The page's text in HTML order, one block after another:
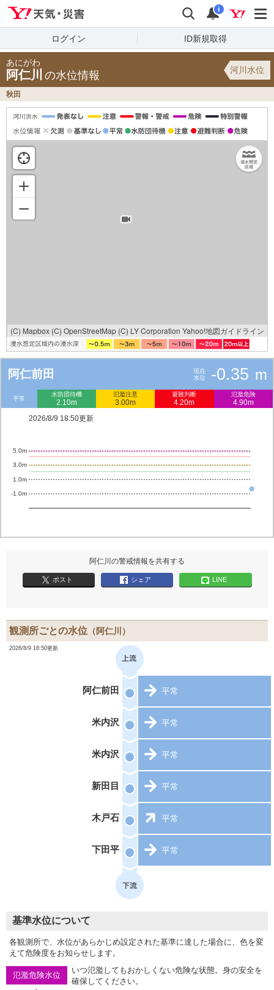
検索 通知
i
ログイン ID新規取得
あにがわ
阿仁川 の水位情報 河川水位
秋田
(C) Mapbox (C) OpenStreetMap (C) LY Corporation Yahoo!地図ガイドライン
阿仁前田
現在
水位
-0.35 m
平常
水防団待機
2.10m
氾濫注意
3.00m
避難判断
4.20m
氾濫危険
4.90m
2026/8/9 18:50更新
-1.0m
1.0m
3.0m
5.0m
阿仁川の警戒情報を共有する
ポスト シェア LINE
観測所ごとの水位 （阿仁川）
2026/8/9 18:50更新
阿仁前田 平常
米内沢 平常
米内沢 平常
新田目 平常
木戸石 平常
下田平 平常
基準水位について
各観測所で、水位があらかじめ設定された基準に達した場合に、色を変
えて危険度をお知らせします。
氾濫危険水位
いつ氾濫してもおかしくない危険な状態。身の安全を
確保してください。